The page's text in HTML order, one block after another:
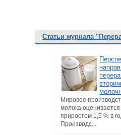
Статьи журнала
Мировое
молока
приростом 1,5 % в
Производс...